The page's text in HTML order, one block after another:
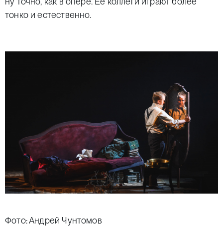
тонко и естественно.
Фото: Андрей Чунтомов